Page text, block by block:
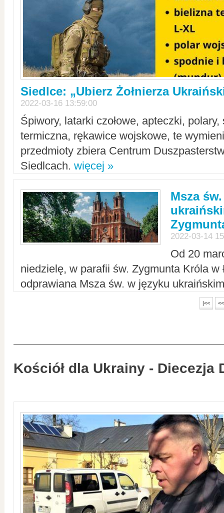
Siedlce: „Ubierz Żołnierza
2022-03-16 13:59:00
Śpiwory, latarki czołowe, apteczki,
termiczna, rękawice wojskowe, te
przedmioty zbiera Centrum
Siedlcach. więcej »
Msza
2022-03-14
Od 20
niedzielę, w parafii św. Zygmunta Króla w
odprawiana Msza św. w języku
|<< <<
Kościół dla Ukrainy - Diecezja